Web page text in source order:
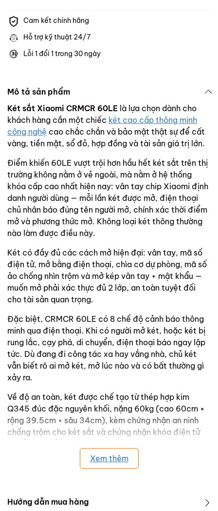
Cam kết chính hãng
Hỗ trợ kỹ thuật 24/7
Lỗi 1 đổi 1 trong 30 ngày
Mô tả sản phẩm
Két sắt Xiaomi CRMCR 60LE là lựa chọn dành cho
khách hàng cần một chiếc két cao cấp thông minh
công nghệ cao chắc chắn và bảo mật thật sự để cất
vàng, tiền mặt, sổ đỏ, hợp đồng và tài sản giá trị lớn.
Điểm khiến 60LE vượt trội hơn hầu hết két sắt trên thị
trường không nằm ở vẻ ngoài, mà nằm ở hệ thống
khóa cấp cao nhất hiện nay: vân tay chip Xiaomi định
danh người dùng — mỗi lần két được mở, điện thoại
chủ nhân báo đúng tên người mở, chính xác thời điểm
mở và phương thức mở. Không loại két thông thường
nào làm được điều này.
Két có đầy đủ các cách mở hiện đại: vân tay, mã số
điện tử, mở bằng điện thoại, chìa cơ dự phòng, mã số
ảo chống nhìn trộm và mở kép vân tay + mật khẩu —
muốn mở phải xác thực đủ 2 lớp, an toàn tuyệt đối
cho tài sản quan trọng.
Đặc biệt, CRMCR 60LE có 8 chế độ cảnh báo thông
minh qua điện thoại. Khi có người mở két, hoặc két bị
rung lắc, cạy phá, di chuyển, điện thoại báo ngay lập
tức. Dù đang đi công tác xa hay vắng nhà, chủ két
vẫn biết rõ ai mở két, mở lúc nào và có bất thường gì
xảy ra.
Về độ an toàn, két được chế tạo từ thép hợp kim
Q345 đúc đặc nguyên khối, nặng 60kg (cao 60cm ×
rộng 39.5cm × sâu 34cm), kèm chứng nhận an ninh
chống trộm cho két sắt và chứng nhận khóa điện tử
chưa đủ — phải có chứng nhận, tiêu chuẩn, kiểm định
rõ ràng. Đây là điểm mà nhiều dòng két thông thường
Hoàn thiện sản phẩm là nước sơn bóng mịn bậc nhất
Xem thêm
Hướng dẫn mua hàng